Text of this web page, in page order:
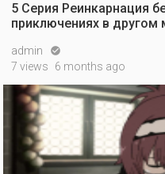
5 Серия Реинкарнация
приключениях в другом
admin 
7 views 6 months ago